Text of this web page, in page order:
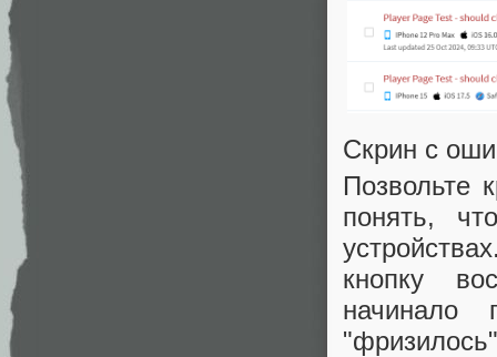
Скрин с
Позвольте
понять,
кнопку
начинало